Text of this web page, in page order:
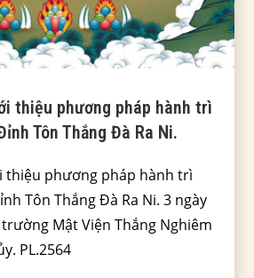
thiệu phương pháp hành trì
Tôn Thắng Đà Ra Ni.
thiệu phương pháp hành trì
Tôn Thắng Đà Ra Ni. 3 ngày
Mật Viện Thắng Nghiêm
PL.2564